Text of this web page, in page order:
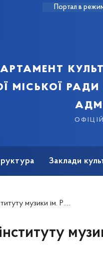
Портал в
міської
Заклади
музики ім. Р.М.Глієра.